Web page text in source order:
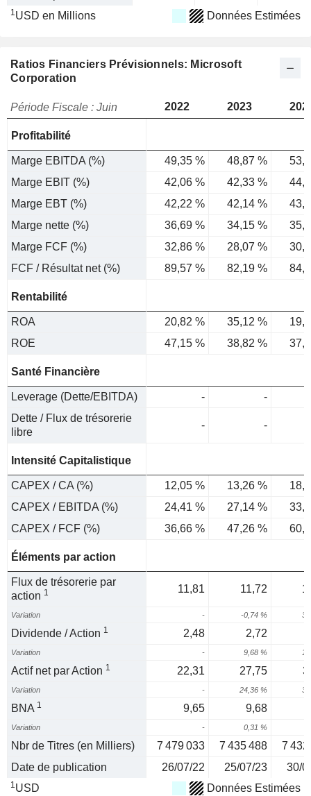
1USD en Millions Données Estimées
Ratios Financiers Prévisionnels: Microsoft
Corporation
Période Fiscale : Juin 2022 2023
Profitabilité
Marge EBITDA (%) 49,35 % 48,87 %
Marge EBIT (%)
42,06 % 42,33 %
Marge EBT (%)
42,22 % 42,14 %
Marge nette (%)
36,69 % 34,15 %
Marge FCF (%)
32,86 % 28,07 %
FCF / Résultat net (%)
89,57 % 82,19 %
Rentabilité
ROA 20,82 % 35,12 %
ROE
47,15 % 38,82 %
Santé Financière
Leverage (Dette/EBITDA) -
-
Dette / Flux de trésorerie
libre
- -
Intensité Capitalistique
CAPEX / CA (%) 12,05 % 13,26 %
CAPEX / EBITDA (%)
24,41 % 27,14 %
CAPEX / FCF (%)
36,66 % 47,26 %
Éléments par action
Flux de trésorerie par
action 1 11,81 11,72
Variation - -0,74 %
Dividende / Action 1 2,48 2,72
Variation - 9,68 %
Actif net par Action 1 22,31 27,75
Variation - 24,36 %
BNA 1 9,65 9,68
Variation - 0,31 %
Nbr de Titres (en Milliers) 7 479 033 7 435 488
7 432
Date de publication
26/07/22 25/07/23 30/
1USD Données Estimées